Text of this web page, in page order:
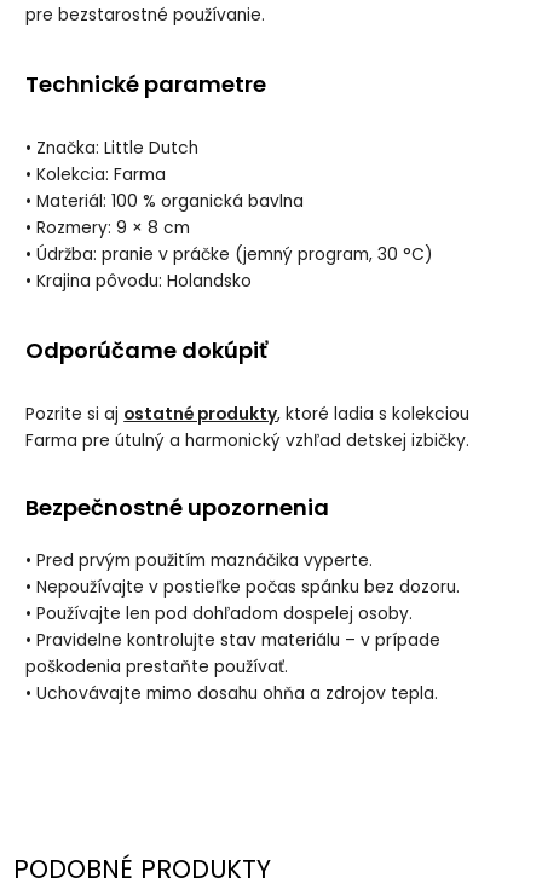
pre bezstarostné používanie.
Technické parametre
• Značka: Little Dutch
• Kolekcia: Farma
• Materiál: 100 % organická bavlna
• Rozmery: 9 × 8 cm
• Údržba: pranie v práčke (jemný program, 30 °C)
• Krajina pôvodu: Holandsko
Odporúčame dokúpiť
Pozrite si aj ostatné produkty, ktoré ladia s kolekciou
Farma pre útulný a harmonický vzhľad detskej izbičky.
Bezpečnostné upozornenia
• Pred prvým použitím maznáčika vyperte.
• Nepoužívajte v postieľke počas spánku bez dozoru.
• Používajte len pod dohľadom dospelej osoby.
• Pravidelne kontrolujte stav materiálu – v prípade
poškodenia prestaňte používať.
• Uchovávajte mimo dosahu ohňa a zdrojov tepla.
PODOBNÉ PRODUKTY